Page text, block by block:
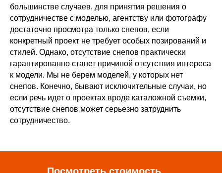
большинстве случаев, для принятия решения о
сотрудничестве с моделью, агентству или фотографу
достаточно просмотра только снепов, если
конкретный проект не требует особых позирований и
стилей. Однако, отсутствие снепов практически
гарантированно станет причиной отсутствия интереса
к модели. Мы не берем моделей, у которых нет
снепов. Конечно, бывают исключительные случаи, но
если речь идет о проектах вроде каталожной съемки,
отсутствие снепов может серьезно затруднить
сотрудничество.